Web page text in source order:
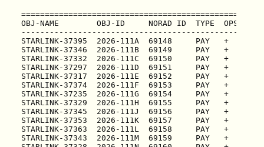
OBJ-NAME        OBJ-ID     NORAD ID  TYPE  OPS
STARLINK-37395  2026-111A  69148     PAY   +
STARLINK-37346  2026-111B  69149     PAY   +
STARLINK-37332  2026-111C  69150     PAY   +
STARLINK-37297  2026-111D  69151     PAY   +
STARLINK-37317  2026-111E  69152     PAY   +
STARLINK-37374  2026-111F  69153     PAY   +
STARLINK-37235  2026-111G  69154     PAY   +
STARLINK-37329  2026-111H  69155     PAY   +
STARLINK-37345  2026-111J  69156     PAY   +
STARLINK-37353  2026-111K  69157     PAY   +
STARLINK-37363  2026-111L  69158     PAY   +
STARLINK-37343  2026-111M  69159     PAY   +